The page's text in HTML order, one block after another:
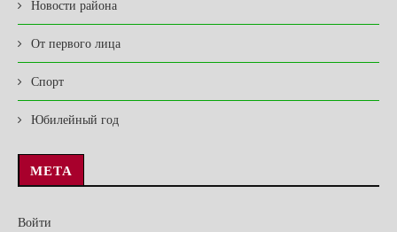
Новости района
От первого лица
Спорт
Юбилейный год
МЕТА
Войти